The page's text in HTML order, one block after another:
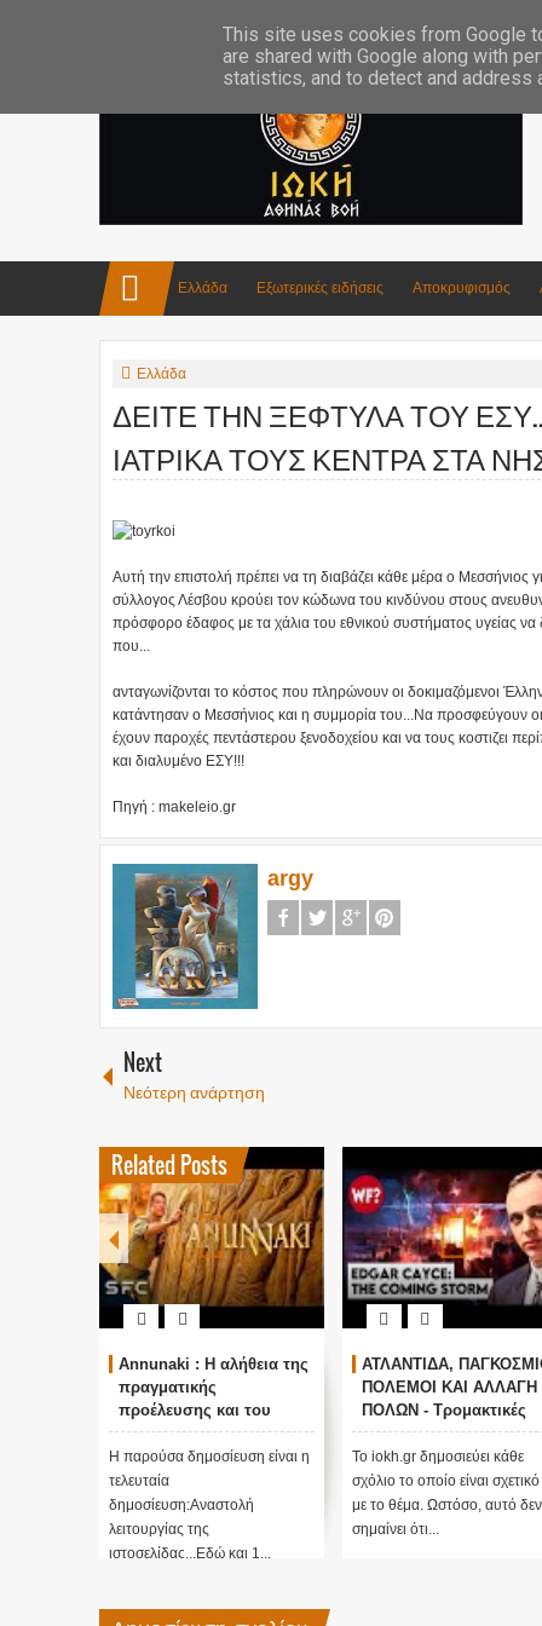
Ελλάδα Εξωτερικές ειδήσεις Αποκρυφισμός
Ελλάδα
ΔΕΙΤΕ ΤΗΝ ΞΕΦΤΥΛΑ ΤΟΥ
ΙΑΤΡΙΚΑ ΤΟΥΣ ΚΕΝΤΡΑ ΣΤΑ
Αυτή την επιστολή πρέπει να τη διαβάζει κάθε μέρα ο Μεσσήνιος
σύλλογος Λέσβου κρούει τον κώδωνα του κινδύνου στους
πρόσφορο έδαφος με τα χάλια του εθνικού συστήματος υγείας να
που...
ανταγωνίζονται το κόστος που πληρώνουν οι δοκιμαζόμενοι
κατάντησαν ο Μεσσήνιος και η συμμορία του...Να προσφεύγουν
έχουν παροχές πεντάστερου ξενοδοχείου και να τους κοστιζει
και διαλυμένο ΕΣΥ!!!
Πηγή : makeleio.gr
argy
Next
Νεότερη ανάρτηση
Related Posts
Annunaki : Η αλήθεια της
πραγματικής
προέλευσης και του
σκοπού τους και
αναστολή λειτουργίας
μας ....
Η παρούσα δημοσίευση είναι η
τελευταία
δημοσίευση:Αναστολή
λειτουργίας της
ιστοσελίδας...Εδώ και 1...
ΑΤΛΑΝΤΙΔΑ,
ΠΟΛΕΜΟΙ ΚΑΙ ΑΛΛΑΓΗ
ΠΟΛΩΝ - Τρομακτικές
προβλέψεις του Edgar
Cayce (Video)
Το iokh.gr δημοσιεύει κάθε
σχόλιο το οποίο είναι σχετικό
με το θέμα. Ωστόσο, αυτό δεν
σημαίνει ότι...
This site uses cookies from Google
are shared with Google along with
statistics, and to detect and address